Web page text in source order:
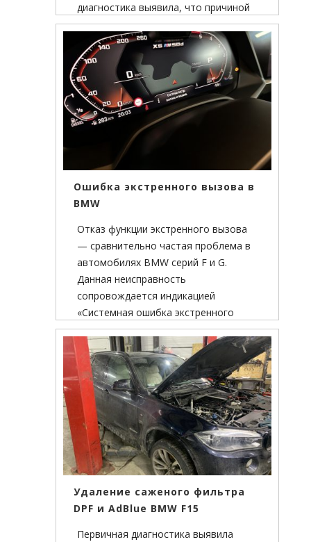
диагностика выявила, что причиной
неполадок в работе электропривода
крышки багажника являются
шпиндельные приводы, а точнее
проводка внутри электрической
части привода.
Ошибка экстренного вызова в
BMW
Отказ функции экстренного вызова
— сравнительно частая проблема в
автомобилях BMW серий F и G.
Данная неисправность
сопровождается индикацией
«Системная ошибка экстренного
вызова» на приборной панели. Самая
распространенная причина ошибки
— это отказ функционала блока
телематики.
Удаление саженого фильтра
DPF и AdBlue BMW F15
Первичная диагностика выявила